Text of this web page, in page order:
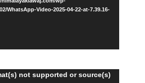
WhatsApp-Video-2025-04-22-at-7.39.16-
not supported or source(s)